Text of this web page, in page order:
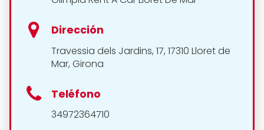
Dirección
Travessia dels Jardins, 17, 17310 Lloret de
Mar, Girona
Teléfono
34972364710